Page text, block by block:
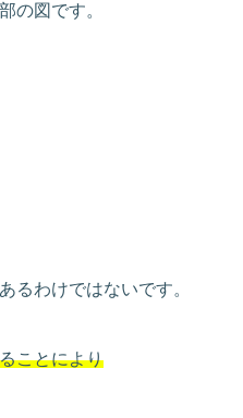
の図です。
るわけではないです。
ことにより